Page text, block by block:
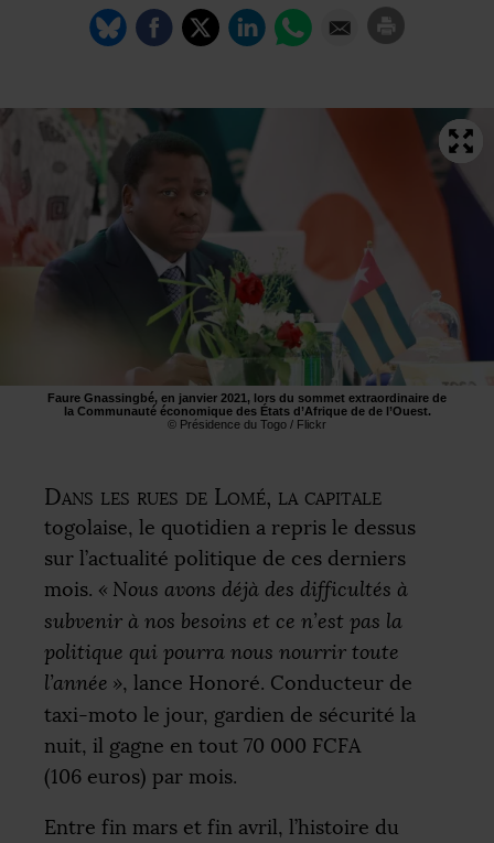
Faure Gnassingbé, en janvier 2021, lors du sommet extraordinaire de
la Communauté économique des États d’Afrique de de l’Ouest.
© Présidence du Togo / Flickr
Dans les rues de Lomé, la capitale
togolaise, le quotidien a repris le dessus
sur l’actualité politique de ces derniers
mois. « Nous avons déjà des difficultés à
subvenir à nos besoins et ce n’est pas la
politique qui pourra nous nourrir toute
l’année », lance Honoré. Conducteur de
taxi-moto le jour, gardien de sécurité la
nuit, il gagne en tout 70 000 FCFA
(106 euros) par mois.
Entre fin mars et fin avril, l’histoire du